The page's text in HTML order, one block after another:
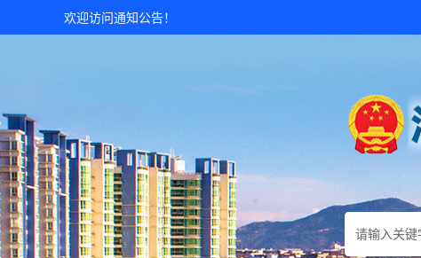
欢迎访问通知公告！